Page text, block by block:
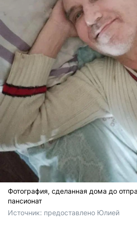
Фотография, сделанная дома до
пансионат
Источник: предоставлено Юлией